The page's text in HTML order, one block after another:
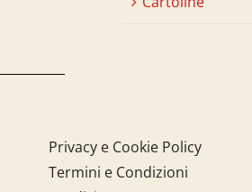
Privacy e Cookie Policy
Termini e Condizioni